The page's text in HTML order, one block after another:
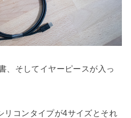
、そしてイヤーピースが入っ
リコンタイプが4サイズとそれ